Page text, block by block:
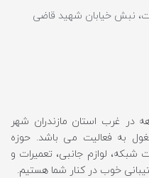
ملت، نبش خیابان شهید قاضی
در غرب استان مازندران شهر
به فعالیت می باشد. حوزه
شبکه، لوازم جانبی، تعمیرات و
خوب در کنار شما هستیم.